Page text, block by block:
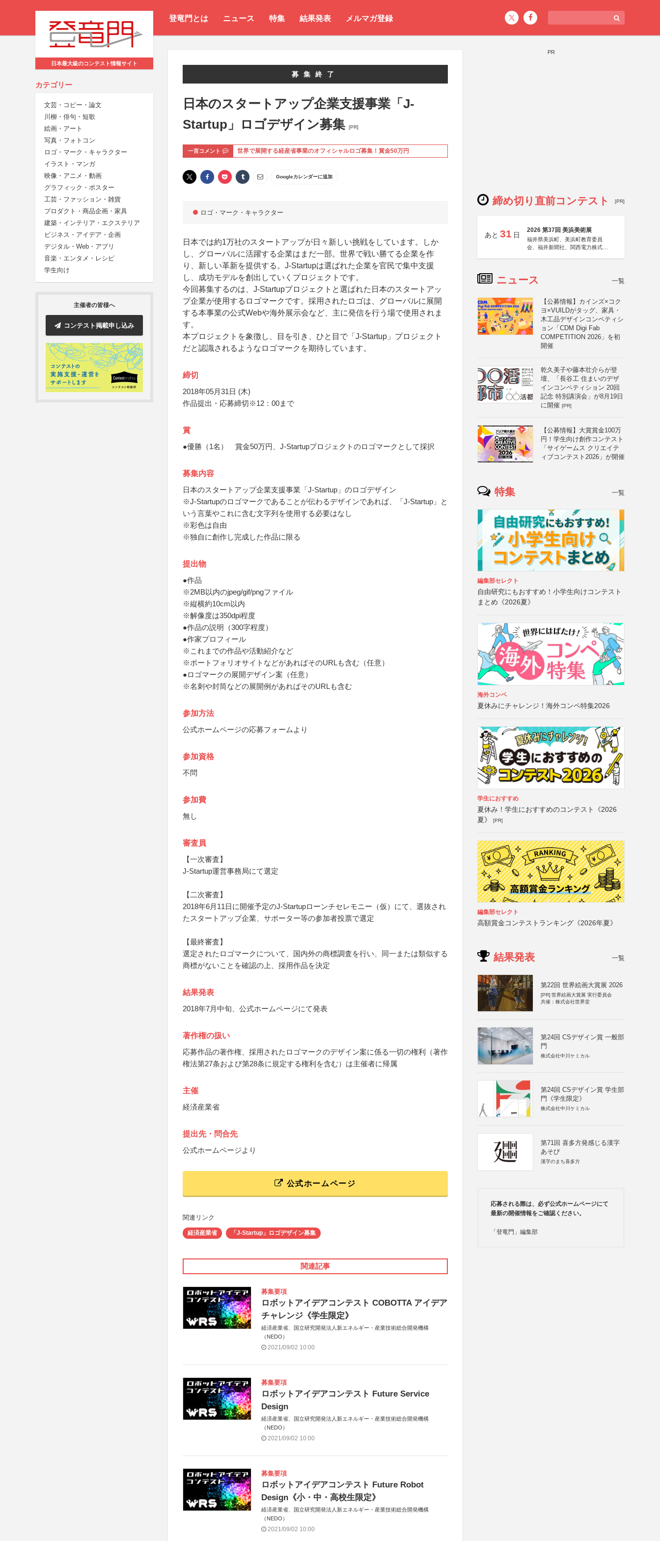
登竜門とは ニュース 特集 結果発表 メルマガ登録
日本最大級のコンテスト情報サイト
カテゴリー
文芸・コピー・論文
川柳・俳句・短歌
絵画・アート
写真・フォトコン
ロゴ・マーク・キャラクター
イラスト・マンガ
映像・アニメ・動画
グラフィック・ポスター
工芸・ファッション・雑貨
プロダクト・商品企画・家具
建築・インテリア・エクステリア
ビジネス・アイデア・企画
デジタル・Web・アプリ
音楽・エンタメ・レシピ
学生向け
主催者の皆様へ
コンテスト掲載申し込み
募集終了
日本のスタートアップ企業支援事業「J-
Startup」ロゴデザイン募集
[PR]
一言コメント 世界で展開する経産省事業のオフィシャルロゴ募集！賞金50万円
Googleカレンダーに追加
ロゴ・マーク・キャラクター
日本では約1万社のスタートアップが日々新しい挑戦をしています。しか
し、グローバルに活躍する企業はまだ一部。世界で戦い勝てる企業を作
り、新しい革新を提供する。J-Startupは選ばれた企業を官民で集中支援
し、成功モデルを創出していくプロジェクトです。
今回募集するのは、J-Startupプロジェクトと選ばれた日本のスタートアッ
プ企業が使用するロゴマークです。採用されたロゴは、グローバルに展開
する本事業の公式Webや海外展示会など、主に発信を行う場で使用されま
す。
本プロジェクトを象徴し、目を引き、ひと目で「J-Startup」プロジェクト
だと認識されるようなロゴマークを期待しています。
締切
2018年05月31日 (木)
作品提出・応募締切※12：00まで
賞
●優勝（1名） 賞金50万円、J-Startupプロジェクトのロゴマークとして採択
募集内容
日本のスタートアップ企業支援事業「J-Startup」のロゴデザイン
※J-Startupのロゴマークであることが伝わるデザインであれば、「J-Startup」と
いう言葉やこれに含む文字列を使用する必要はなし
※彩色は自由
※独自に創作し完成した作品に限る
提出物
●作品
※2MB以内のjpeg/gif/pngファイル
※縦横約10cm以内
※解像度は350dpi程度
●作品の説明（300字程度）
●作家プロフィール
※これまでの作品や活動紹介など
※ポートフォリオサイトなどがあればそのURLも含む（任意）
●ロゴマークの展開デザイン案（任意）
※名刺や封筒などの展開例があればそのURLも含む
参加方法
公式ホームページの応募フォームより
参加資格
不問
参加費
無し
審査員
【一次審査】
J-Startup運営事務局にて選定
【二次審査】
2018年6月11日に開催予定のJ-Startupローンチセレモニー（仮）にて、選抜され
たスタートアップ企業、サポーター等の参加者投票で選定
【最終審査】
選定されたロゴマークについて、国内外の商標調査を行い、同一または類似する
商標がないことを確認の上、採用作品を決定
結果発表
2018年7月中旬、公式ホームページにて発表
著作権の扱い
応募作品の著作権、採用されたロゴマークのデザイン案に係る一切の権利（著作
権法第27条および第28条に規定する権利を含む）は主催者に帰属
主催
経済産業省
提出先・問合先
公式ホームページより
公式ホームページ
関連リンク
経済産業省 「J-Startup」ロゴデザイン募集
関連記事
募集要項
ロボットアイデアコンテスト COBOTTA アイデア
チャレンジ《学生限定》
経済産業省、国立研究開発法人新エネルギー・産業技術総合開発機構
（NEDO）
2021/09/02 10:00
募集要項
ロボットアイデアコンテスト Future Service
Design
経済産業省、国立研究開発法人新エネルギー・産業技術総合開発機構
（NEDO）
2021/09/02 10:00
募集要項
ロボットアイデアコンテスト Future Robot
Design《小・中・高校生限定》
経済産業省、国立研究開発法人新エネルギー・産業技術総合開発機構
（NEDO）
2021/09/02 10:00
PR
締め切り直前コンテスト [PR]
あと 31 日
2026 第37回 美浜美術展
福井県美浜町、美浜町教育委員
会、福井新聞社、関西電力株式会
ニュース 一覧
【公募情報】カインズ×コク
ヨ×VUILDがタッグ、家具・
木工品デザインコンペティシ
ョン「CDM Digi Fab
COMPETITION 2026」を初
開催
乾久美子や藤本壮介らが登
壇、「長谷工 住まいのデザ
インコンペティション 20回
記念 特別講演会」が8月19日
に開催 [PR]
【公募情報】大賞賞金100万
円！学生向け創作コンテスト
「サイゲームス クリエイテ
ィブコンテスト2026」が開催
特集 一覧
編集部セレクト
自由研究にもおすすめ！小学生向けコンテスト
まとめ《2026夏》
海外コンペ
夏休みにチャレンジ！海外コンペ特集2026
学生におすすめ
夏休み！学生におすすめのコンテスト《2026
夏》
[PR]
編集部セレクト
高額賞金コンテストランキング《2026年夏》
結果発表 一覧
第22回 世界絵画大賞展 2026
[PR] 世界絵画大賞展 実行委員会
共催：株式会社世界堂
第24回 CSデザイン賞 一般部
門
株式会社中川ケミカル
第24回 CSデザイン賞 学生部
門《学生限定》
株式会社中川ケミカル
第71回 喜多方発感じる漢字
あそび
漢字のまち喜多方
応募される際は、必ず公式ホームページにて
最新の開催情報をご確認ください。
「登竜門」編集部